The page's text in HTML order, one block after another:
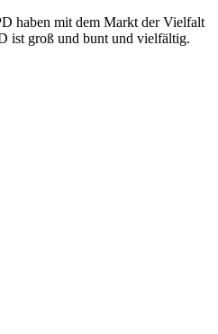
haben mit dem Markt der Vielfalt
ist groß und bunt und vielfältig.